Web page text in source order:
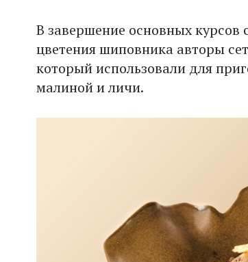
В завершение основных курсов
цветения шиповника авторы
который использовали для
малиной и личи.